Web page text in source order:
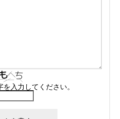
を入力してください。